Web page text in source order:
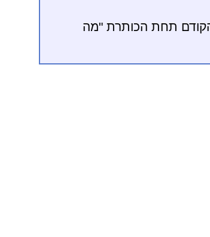
הקודם תחת הכותרת "מה